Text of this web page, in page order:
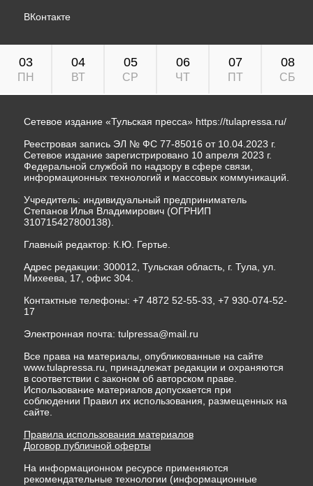
ВКонтакте
03
ПН
04
ВТ
05
СР
06
ЧТ
07
ПТ
08
СБ
Сетевое издание «Тульская пресса» https://tulapressa.ru/
Реестровая запись ЭЛ № ФС 77-85016 от 10.04.2023 г.
Сетевое издание зарегистрировано 10 апреля 2023 г.
Федеральной службой по надзору в сфере связи,
информационных технологий и массовых коммуникаций.
Учредитель: индивидуальный предприниматель
Степанов Илья Владимирович (ОГРНИП
310715427800138).
Главный редактор: К.Ю. Гертье.
Адрес редакции: 300012, Тульская область, г. Тула, ул.
Михеева, 17, офис 304.
Контактные телефоны: +7 4872 52-55-33, +7 930-074-52-
17
Электронная почта: tulpressa@mail.ru
Все права на материалы, опубликованные на сайте
www.tulapressa.ru, принадлежат редакции и охраняются
в соответствии с законом об авторском праве.
Использование материалов допускается при
соблюдении Правил их использования, размещенных на
сайте.
Правила использования материалов
Договор публичной оферты
На информационном ресурсе применяются
рекомендательные технологии (информационные